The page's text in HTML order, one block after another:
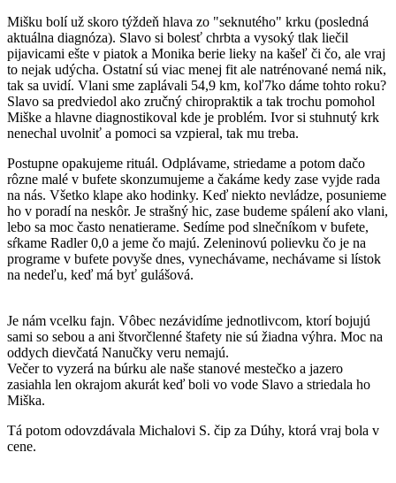
Mišku bolí už skoro týždeň hlava zo "seknutého" krku (posledná
aktuálna diagnóza). Slavo si bolesť chrbta a vysoký tlak liečil
pijavicami ešte v piatok a Monika berie lieky na kašeľ či čo, ale vraj
to nejak udýcha. Ostatní sú viac menej fit ale natrénované nemá nik,
tak sa uvidí. Vlani sme zaplávali 54,9 km, koľ7ko dáme tohto roku?
Slavo sa predviedol ako zručný chiropraktik a tak trochu pomohol
Miške a hlavne diagnostikoval kde je problém. Ivor si stuhnutý krk
nenechal uvolniť a pomoci sa vzpieral, tak mu treba.
Postupne opakujeme rituál. Odplávame, striedame a potom dačo
rôzne malé v bufete skonzumujeme a čakáme kedy zase vyjde rada
na nás. Všetko klape ako hodinky. Keď niekto nevládze, posunieme
ho v poradí na neskôr. Je strašný hic, zase budeme spálení ako vlani,
lebo sa moc často nenatierame. Sedíme pod slnečníkom v bufete,
sŕkame Radler 0,0 a jeme čo majú. Zeleninovú polievku čo je na
programe v bufete povyše dnes, vynechávame, nechávame si lístok
na nedeľu, keď má byť gulášová.
Je nám vcelku fajn. Vôbec nezávidíme jednotlivcom, ktorí bojujú
sami so sebou a ani štvorčlenné štafety nie sú žiadna výhra. Moc na
oddych dievčatá Nanučky veru nemajú.
Večer to vyzerá na búrku ale naše stanové mestečko a jazero
zasiahla len okrajom akurát keď boli vo vode Slavo a striedala ho
Miška.
Tá potom odovzdávala Michalovi S. čip za Dúhy, ktorá vraj bola v
cene.